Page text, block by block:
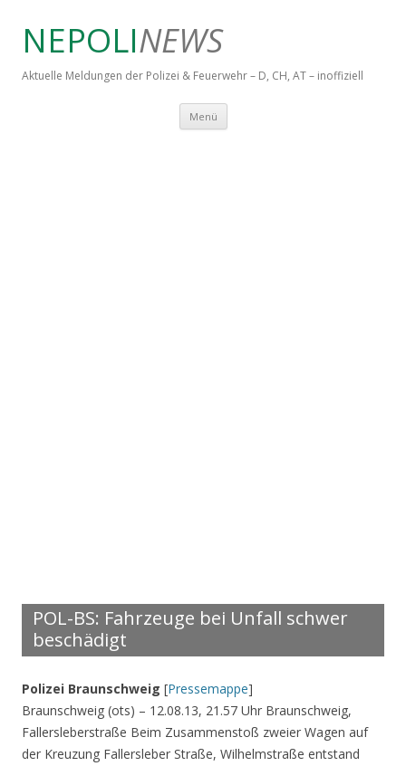
NEPOLINEWS
Aktuelle Meldungen der Polizei & Feuerwehr – D, CH, AT – inoffiziell
Menü Springe zum Inhalt
POL-BS: Fahrzeuge bei Unfall schwer
beschädigt
Polizei Braunschweig [Pressemappe]
Braunschweig (ots) – 12.08.13, 21.57 Uhr Braunschweig,
Fallersleberstraße Beim Zusammenstoß zweier Wagen auf
der Kreuzung Fallersleber Straße, Wilhelmstraße entstand